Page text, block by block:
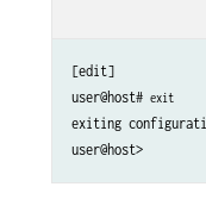
[edit]
user@host# exit
exiting